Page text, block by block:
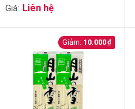
10.000